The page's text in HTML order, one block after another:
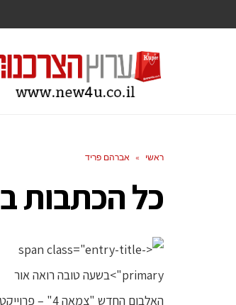
ראשי » אברהם פריד
כל הכתבות ב